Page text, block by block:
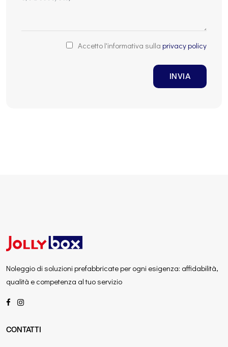
Accetto l'informativa sulla privacy policy
INVIA
Noleggio di soluzioni prefabbricate per ogni esigenza: affidabilità,
qualità e competenza al tuo servizio
CONTATTI